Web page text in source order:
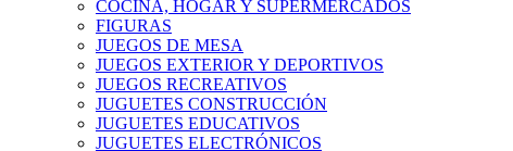
COCINA, HOGAR Y SUPERMERCADOS
FIGURAS
JUEGOS DE MESA
JUEGOS EXTERIOR Y DEPORTIVOS
JUEGOS RECREATIVOS
JUGUETES CONSTRUCCIÓN
JUGUETES EDUCATIVOS
JUGUETES ELECTRÓNICOS